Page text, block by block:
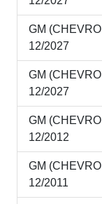
GM
12/2027
GM
12/2027
GM
12/2012
GM
12/2011